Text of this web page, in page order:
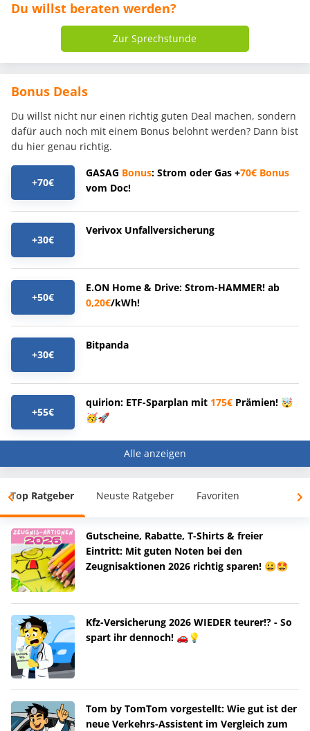
Du willst beraten werden?
Zur Sprechstunde
Bonus Deals
Du willst nicht nur einen richtig guten Deal machen, sondern
dafür auch noch mit einem Bonus belohnt werden? Dann bist
du hier genau richtig.
+70€
GASAG Bonus: Strom oder Gas +70€ Bonus
vom Doc!
+30€
Verivox Unfallversicherung
+50€
E.ON Home & Drive: Strom-HAMMER! ab
0,20€/kWh!
+30€
Bitpanda
+55€
quirion: ETF-Sparplan mit 175€ Prämien! 🤯
🥳🚀
Alle anzeigen
Top Ratgeber Neuste Ratgeber Favoriten
Gutscheine, Rabatte, T-Shirts & freier
Eintritt: Mit guten Noten bei den
Zeugnisaktionen 2026 richtig sparen! 😀🤩
Kfz-Versicherung 2026 WIEDER teurer!? - So
spart ihr dennoch! 🚗💡
Tom by TomTom vorgestellt: Wie gut ist der
neue Verkehrs-Assistent im Vergleich zum